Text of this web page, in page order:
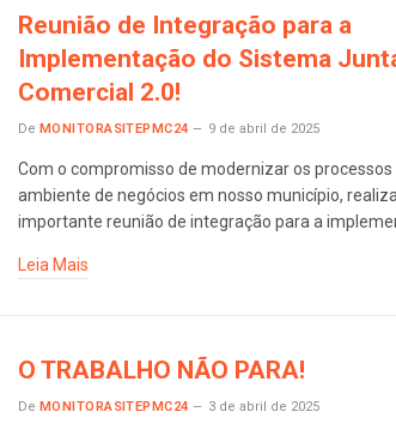
Reunião de Integração para a
Implementação do Sistema
Comercial 2.0!
De MONITORASITEPMC24 9 de abril de 2025
Com o compromisso de modernizar os
ambiente de negócios em nosso município,
importante reunião de integração para a
Leia Mais
O TRABALHO NÃO PARA!
De MONITORASITEPMC24 3 de abril de 2025